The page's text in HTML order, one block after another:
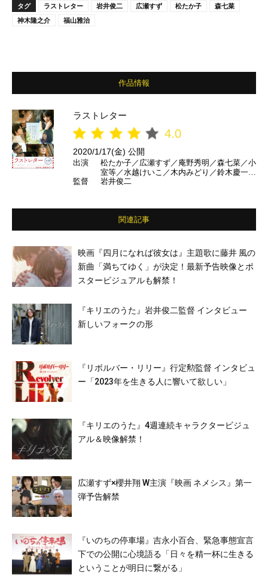
タグ ラストレター 岩井俊二 広瀬すず 松たか子
森七菜
神木隆之介
福山雅治
作品情報
ラストレター
4.0
2020/1/17(金) 公開
出演
松たか子／広瀬すず／庵野秀明／森七菜／小
室等／水越けいこ／木内みどり／鈴木慶一／
豊川悦司／中山美穂／神木隆之介／福山雅治
監督 岩井俊二
関連記事
映画『四月になれば彼女は』主題歌に藤井 風の
新曲「満ちてゆく」が決定！最新予告映像とポ
スタービジュアルも解禁！
『キリエのうた』岩井俊二監督 インタビュー
新しいフォークの形
『リボルバー・リリー』行定勲監督 インタビュ
ー「2023年を生きる人に響いて欲しい」
『キリエのうた』4週連続キャラクタービジュ
アル＆映像解禁！
広瀬すず×櫻井翔 W主演『映画 ネメシス』第一
弾予告解禁
『いのちの停車場』吉永小百合、緊急事態宣言
下での公開に心境語る「日々を精一杯に生きる
ということが明日に繋がる」